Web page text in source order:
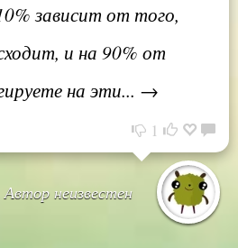
зависит от того,
и на 90% от
на эти... →
1
Автор неизвестен